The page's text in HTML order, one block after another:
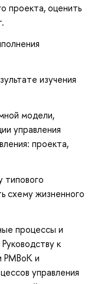
проекта, оценить
изучения
модели,
управления
проекта,
схему жизненного
процессы и
к
и
управления